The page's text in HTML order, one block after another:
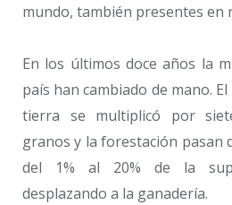
mundo, también presentes en
En los últimos doce años la
país han cambiado de mano.
tierra se multiplicó por
granos y la forestación pasan
del 1% al 20% de la
desplazando a la ganadería.